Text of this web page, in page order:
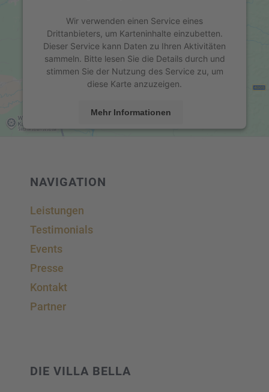
Wir verwenden einen Service eines
Drittanbieters, um Karteninhalte einzubetten.
Dieser Service kann Daten zu Ihren Aktivitäten
sammeln. Bitte lesen Sie die Details durch und
stimmen Sie der Nutzung des Service zu, um
diese Karte anzuzeigen.
Mehr Informationen
Platform
NAVIGA­TION
Leistun­gen
Testi­mo­ni­als
Events
Presse
Kontakt
Partner
DIE VILLA BELLA